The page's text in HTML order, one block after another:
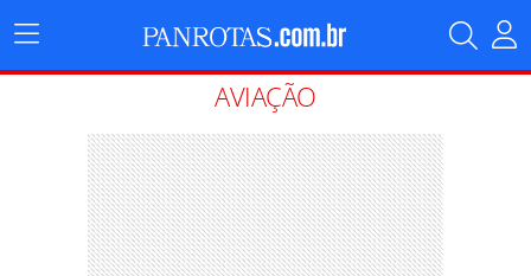
Menu
Principal
AVIAÇÃO